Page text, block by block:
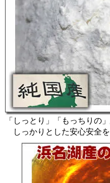
「しっとり」「もっちりの
しっかりとした安心安全を